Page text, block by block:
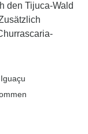
den Tijuca-Wald
Iguaçu